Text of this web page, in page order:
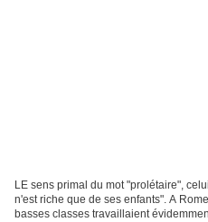
LE sens primal du mot "prolétaire",
n'est riche que de ses enfants". A
basses classes travaillaient